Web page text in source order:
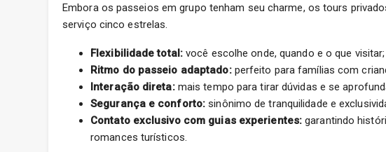
Embora os passeios em grupo tenham seu charme, os tours
serviço cinco estrelas.
Flexibilidade total: você escolhe onde, quando e o que visitar;
Ritmo do passeio adaptado:perfeito para famílias com
Interação direta:mais tempo para tirar dúvidas e se
Segurança e conforto: sinônimo de tranquilidade e
Contato exclusivo com guias experientes: garantindo
romances turísticos.